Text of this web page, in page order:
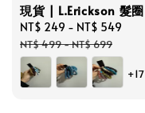
現貨 | L.Erickson 髮圈
Sale
price
NT$ 249 - NT$ 549
NT$ 499-NT$ 699
+17